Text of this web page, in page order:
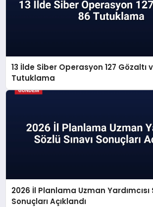
13 İlde Siber Operasyon 127 Gözaltı
Tutuklama
2026 İl Planlama Uzman Yardımcısı
Sonuçları Açıklandı